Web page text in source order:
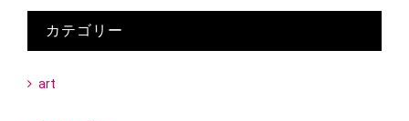
カテゴリー
art